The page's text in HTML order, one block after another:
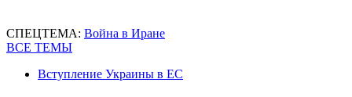
СПЕЦТЕМА: Война в Иране
ВСЕ ТЕМЫ
Вступление Украины в ЕС